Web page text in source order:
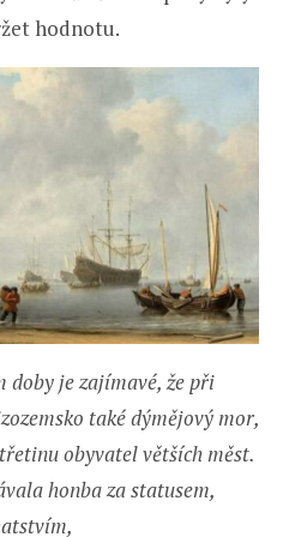
hodnotu.
doby je zajímavé, že při
také dýmějový mor,
obyvatel větších měst.
honba za statusem,